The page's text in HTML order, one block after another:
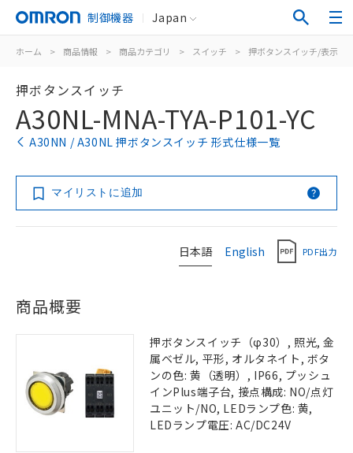
制御機器 Japan
ホーム > 商品情報 > 商品カテゴリ > スイッチ > 押ボタンスイッチ/表示灯
押ボタンスイッチ
A30NL-MNA-TYA-P101-YC
A30NN / A30NL 押ボタンスイッチ 形式仕様一覧
マイリストに追加
日本語 English PDF出力
商品概要
押ボタンスイッチ（φ30）, 照光, 金
属ベゼル, 平形, オルタネイト, ボタ
ンの色: 黄（透明）, IP66, プッシュ
インPlus端子台, 接点構成: NO/点灯
ユニット/NO, LEDランプ色: 黄,
LEDランプ電圧: AC/DC24V